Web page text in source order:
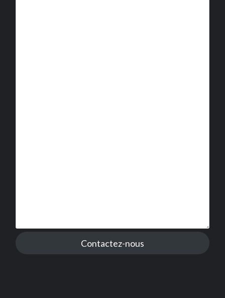
Contactez-nous